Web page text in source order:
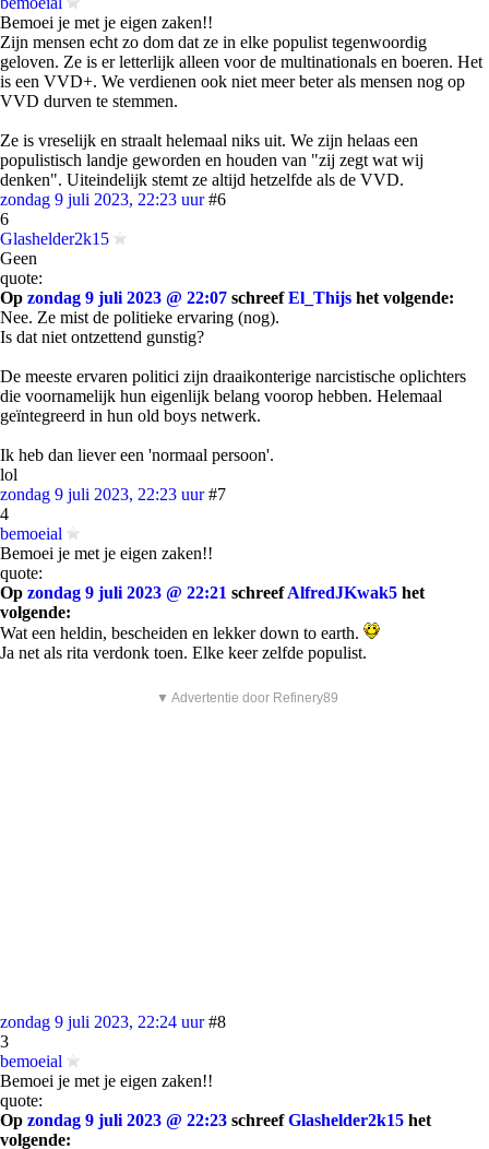
Bemoei je met je eigen zaken!!
Zijn mensen echt zo dom dat ze in elke populist tegenwoordig
geloven. Ze is er letterlijk alleen voor de multinationals en boeren. Het
is een VVD+. We verdienen ook niet meer beter als mensen nog op
VVD durven te stemmen.
Ze is vreselijk en straalt helemaal niks uit. We zijn helaas een
populistisch landje geworden en houden van "zij zegt wat wij
denken". Uiteindelijk stemt ze altijd hetzelfde als de VVD.
zondag 9 juli 2023, 22:23 uur #6
6
Glashelder2k15
Geen
quote:
Op zondag 9 juli 2023 @ 22:07 schreefEl_Thijs het volgende:
Nee. Ze mist de politieke ervaring (nog).
Is dat niet ontzettend gunstig?
De meeste ervaren politici zijn draaikonterige narcistische oplichters
die voornamelijk hun eigenlijk belang voorop hebben. Helemaal
geïntegreerd in hun old boys netwerk.
Ik heb dan liever een 'normaal persoon'.
lol
zondag 9 juli 2023, 22:23 uur #7
4
bemoeial
Bemoei je met je eigen zaken!!
quote:
Op zondag 9 juli 2023 @ 22:21 schreefAlfredJKwak5 het
volgende:
Wat een heldin, bescheiden en lekker down to earth.
Ja net als rita verdonk toen. Elke keer zelfde populist.
▼ Advertentie door Refinery89
zondag 9 juli 2023, 22:24 uur #8
3
bemoeial
Bemoei je met je eigen zaken!!
quote:
Op zondag 9 juli 2023 @ 22:23 schreefGlashelder2k15 het
volgende: